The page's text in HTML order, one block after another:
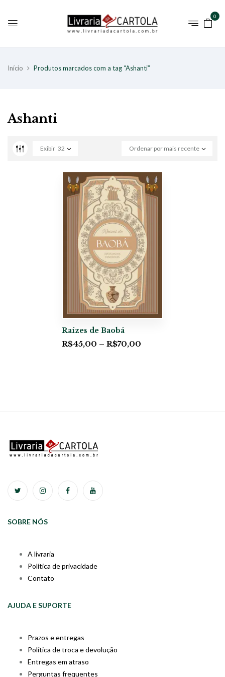
0
Início Produtos marcados com a tag “Ashanti”
Ashanti
Ordenar por mais recente
Exibir 32
Raízes de Baobá
R$45,00 – R$70,00
SOBRE NÓS
A livraria
Política de privacidade
Contato
AJUDA E SUPORTE
Prazos e entregas
Política de troca e devolução
Entregas em atraso
Perguntas frequentes